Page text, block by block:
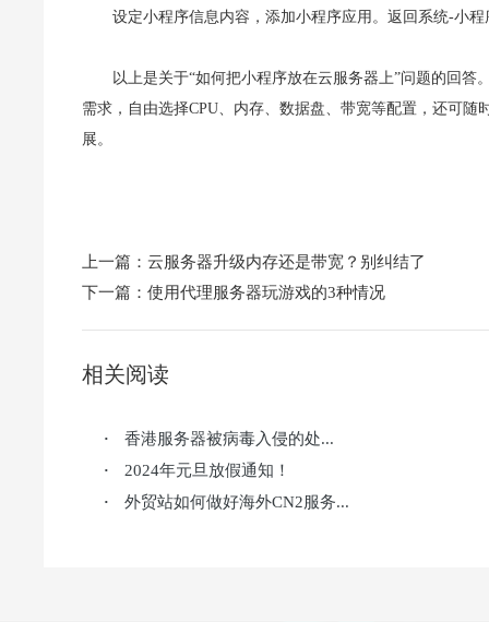
设定小程序信息内容，添加小程序应用。返回系统-小
以上是关于“如何把小程序放在云服务器上”问题的回
需求，自由选择CPU、内存、数据盘、带宽等配置，还可
展。
上一篇： 云服务器升级内存还是带宽？别纠结了
下一篇： 使用代理服务器玩游戏的3种情况
相关阅读
· 香港服务器被病毒入侵的处...
· 2024年元旦放假通知！
· 外贸站如何做好海外CN2服务...